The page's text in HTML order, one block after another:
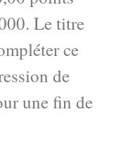
Le titre
ce
de
une fin de